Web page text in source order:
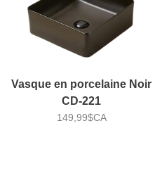
Vasque en porcelaine Noir
CD-221
149,99$CA